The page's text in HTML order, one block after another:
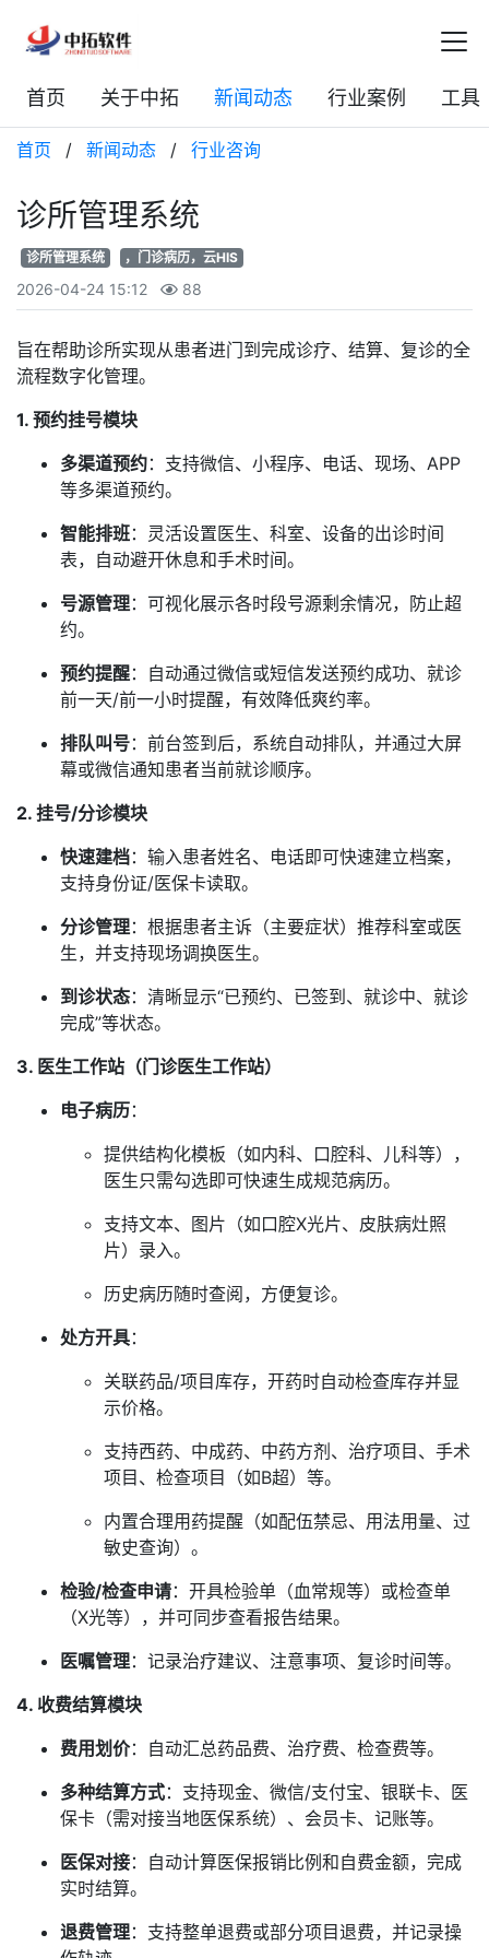
首页 关于中拓 新闻动态 行业案例 工具
首页 / 新闻动态 / 行业咨询
诊所管理系统
诊所管理系统 ，门诊病历，云HIS
2026-04-24 15:12 88
旨在帮助诊所实现从患者进门到完成诊疗、结算、复诊的全
流程数字化管理。
1. 预约挂号模块
多渠道预约：支持微信、小程序、电话、现场、APP
等多渠道预约。
智能排班：灵活设置医生、科室、设备的出诊时间
表，自动避开休息和手术时间。
号源管理：可视化展示各时段号源剩余情况，防止超
约。
预约提醒：自动通过微信或短信发送预约成功、就诊
前一天/前一小时提醒，有效降低爽约率。
排队叫号：前台签到后，系统自动排队，并通过大屏
幕或微信通知患者当前就诊顺序。
2. 挂号/分诊模块
快速建档：输入患者姓名、电话即可快速建立档案，
支持身份证/医保卡读取。
分诊管理：根据患者主诉（主要症状）推荐科室或医
生，并支持现场调换医生。
到诊状态：清晰显示“已预约、已签到、就诊中、就诊
完成”等状态。
3. 医生工作站（门诊医生工作站）
电子病历：
提供结构化模板（如内科、口腔科、儿科等），
医生只需勾选即可快速生成规范病历。
支持文本、图片（如口腔X光片、皮肤病灶照
片）录入。
历史病历随时查阅，方便复诊。
处方开具：
关联药品/项目库存，开药时自动检查库存并显
示价格。
支持西药、中成药、中药方剂、治疗项目、手术
项目、检查项目（如B超）等。
内置合理用药提醒（如配伍禁忌、用法用量、过
敏史查询）。
检验/检查申请：开具检验单（血常规等）或检查单
（X光等），并可同步查看报告结果。
医嘱管理：记录治疗建议、注意事项、复诊时间等。
4. 收费结算模块
费用划价：自动汇总药品费、治疗费、检查费等。
多种结算方式：支持现金、微信/支付宝、银联卡、医
保卡（需对接当地医保系统）、会员卡、记账等。
医保对接：自动计算医保报销比例和自费金额，完成
实时结算。
退费管理：支持整单退费或部分项目退费，并记录操